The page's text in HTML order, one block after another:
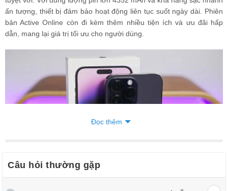
ấn tượng, thiết bị đảm bảo hoạt động liên tục suốt ngày dài. Phiên
bản Active Online còn đi kèm thêm nhiều tiện ích và ưu đãi hấp
dẫn, mang lại giá trị tối ưu cho người dùng.
Đọc thêm
Câu hỏi thường gặp